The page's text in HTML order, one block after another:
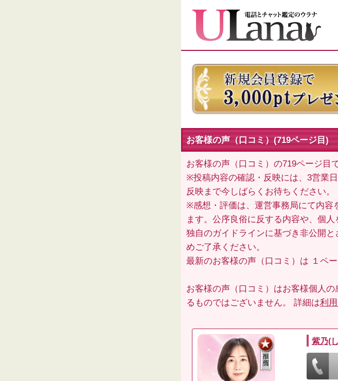
お客様の声（口コミ）(719ページ目)
お客様の声（口コミ）の719ページ目で
※投稿内容の確認・反映には、3営業
反映まで今しばらくお待ちください。
※感想・評価は、運営事務局にて内容
ます。公序良俗に反する内容や、個
独自のガイドラインに基づき非公開
めご了承ください。
最新のお客様の声（口コミ）は １ペ
お客様の声（口コミ）はお客様個人
るものではございません。 詳細は利
紫乃(